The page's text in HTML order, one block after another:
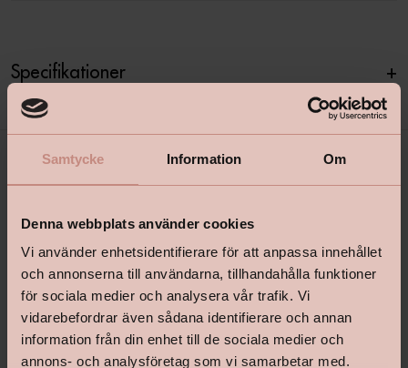
Samtycke Information Om
Denna webbplats använder cookies
Vi använder enhetsidentifierare för att anpassa innehållet
och annonserna till användarna, tillhandahålla funktioner
för sociala medier och analysera vår trafik. Vi
vidarebefordrar även sådana identifierare och annan
information från din enhet till de sociala medier och
annons- och analysföretag som vi samarbetar med.
Specifikationer +
shop@happyhomes.se
Vanliga frågor & svar